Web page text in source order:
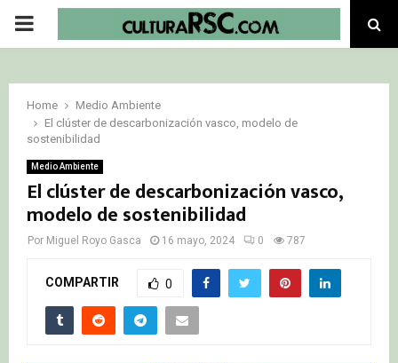
PRIMARY
Home
Medio Ambiente
El clúster de descarbonización vasco, modelo de
sostenibilidad
Medio Ambiente
El clúster de descarbonización vasco,
modelo de sostenibilidad
Por Miguel Royo Gasca 16 mayo, 2024 0 787
COMPARTIR 0